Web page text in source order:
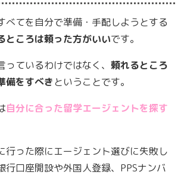
べてを自分で準備・手配しようとする
ところは頼った方がいいです。
ているわけではなく、 頼れるところ
備をすべきということです。
自分に合った留学エージェントを探す
行った際にエージェント選びに失敗し
行口座開設や外国人登録、PPSナンバ